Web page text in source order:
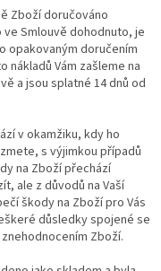
Zboží doručováno
Smlouvě dohodnuto, je
opakovaným doručením
Vám zašleme na
a jsou splatné 14 dnů od
v okamžiku, kdy ho
s výjimkou případů
na Zboží přechází
ale z důvodů na Vaší
škody na Zboží pro Vás
důsledky spojené se
Zboží.